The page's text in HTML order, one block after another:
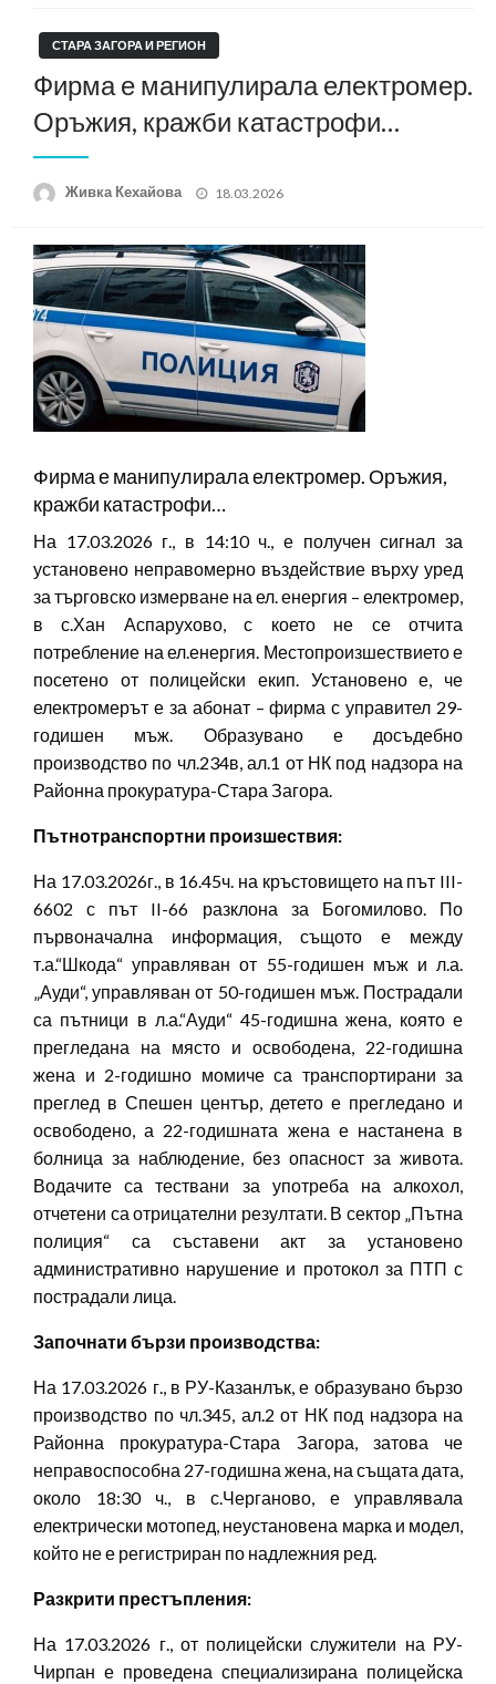
СТАРА ЗАГОРА И РЕГИОН
Фирма е манипулирала електромер.
Оръжия, кражби катастрофи…
Живка Кехайова
Posted
18.03.2026
Фирма е манипулирала електромер. Оръжия,
кражби катастрофи…
На 17.03.2026 г., в 14:10 ч., е получен сигнал за
установено неправомерно въздействие върху уред
за търговско измерване на ел. енергия – електромер,
в с.Хан Аспарухово, с което не се отчита
потребление на ел.енергия. Местопроизшествието е
посетено от полицейски екип. Установено е, че
електромерът е за абонат – фирма с управител 29-
годишен мъж. Образувано е досъдебно
производство по чл.234в, ал.1 от НК под надзора на
Районна прокуратура-Стара Загора.
Пътнотранспортни произшествия:
На 17.03.2026г., в 16.45ч. на кръстовището на път III-
6602 с път II-66 разклона за Богомилово. По
първоначална информация, същото е между
т.а.“Шкода“ управляван от 55-годишен мъж и л.а.
„Ауди“, управляван от 50-годишен мъж. Пострадали
са пътници в л.а.“Ауди“ 45-годишна жена, която е
прегледана на място и освободена, 22-годишна
жена и 2-годишно момиче са транспортирани за
преглед в Спешен център, детето е прегледано и
освободено, а 22-годишната жена е настанена в
болница за наблюдение, без опасност за живота.
Водачите са тествани за употреба на алкохол,
отчетени са отрицателни резултати. В сектор „Пътна
полиция“ са съставени акт за установено
административно нарушение и протокол за ПТП с
пострадали лица.
Започнати бързи производства:
На 17.03.2026 г., в РУ-Казанлък, е образувано бързо
производство по чл.345, ал.2 от НК под надзора на
Районна прокуратура-Стара Загора, затова че
неправоспособна 27-годишна жена, на същата дата,
около 18:30 ч., в с.Черганово, е управлявала
електрически мотопед, неустановена марка и модел,
който не е регистриран по надлежния ред.
Разкрити престъпления:
На 17.03.2026 г., от полицейски служители на РУ-
Чирпан е проведена специализирана полицейска